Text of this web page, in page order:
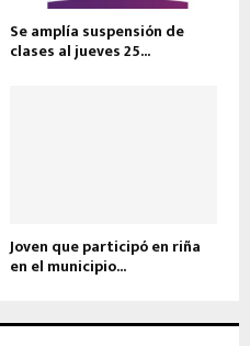
Se amplía suspensión de
clases al jueves 25...
Joven que participó en riña
en el municipio...